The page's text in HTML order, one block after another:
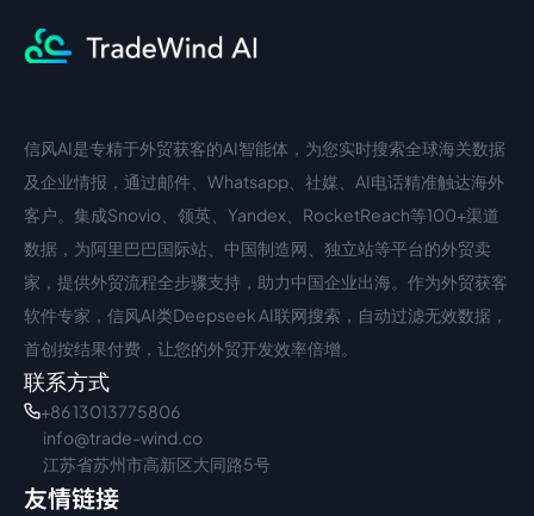
中文入口
信风AI是专精于外贸获客的AI智能体，为您实时搜索全球海关数据
及企业情报，通过邮件、Whatsapp、社媒、AI电话精准触达海外
客户。集成Snovio、领英、Yandex、RocketReach等100+渠道
数据，为阿里巴巴国际站、中国制造网、独立站等平台的外贸卖
家，提供外贸流程全步骤支持，助力中国企业出海。作为外贸获客
软件专家，信风AI类Deepseek AI联网搜索，自动过滤无效数据，
首创按结果付费，让您的外贸开发效率倍增。
联系方式
+86 13013775806
info@trade-wind.co
江苏省苏州市高新区大同路5号
友情链接